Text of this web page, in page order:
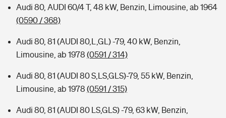
Audi 80, AUDI 60/4 T, 48 kW, Benzin, Limousine, ab 1964
(0590 / 368)
Audi 80, 81 (AUDI 80,L,GL) -79, 40 kW, Benzin,
Limousine, ab 1978 (0591 / 314)
Audi 80, 81 (AUDI 80 S,LS,GLS)-79, 55 kW, Benzin,
Limousine, ab 1978 (0591 / 315)
Audi 80, 81 (AUDI 80 LS,GLS) -79, 63 kW, Benzin,